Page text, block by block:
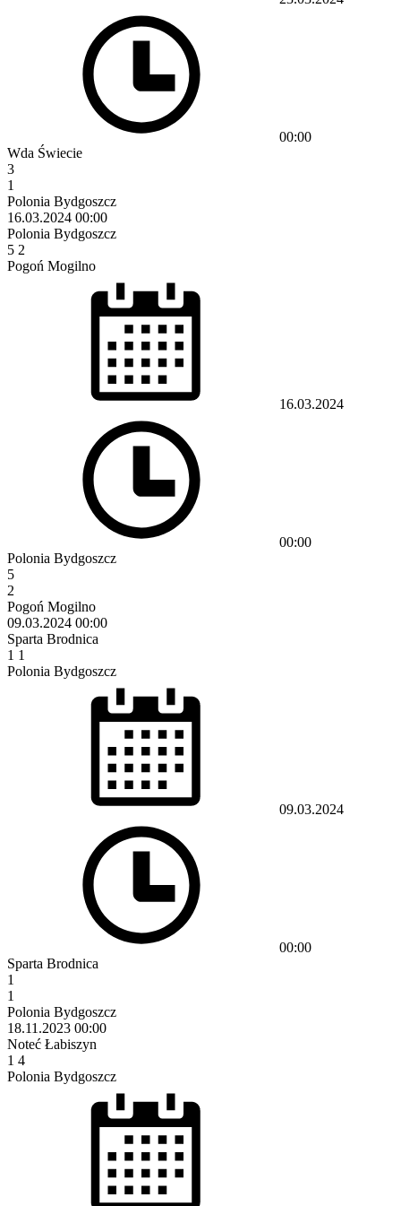
00:00
Wda Świecie
3
1
Polonia Bydgoszcz
16.03.2024 00:00
Polonia Bydgoszcz
5 2
Pogoń Mogilno
16.03.2024
00:00
Polonia Bydgoszcz
5
2
Pogoń Mogilno
09.03.2024 00:00
Sparta Brodnica
1 1
Polonia Bydgoszcz
09.03.2024
00:00
Sparta Brodnica
1
1
Polonia Bydgoszcz
18.11.2023 00:00
Noteć Łabiszyn
1 4
Polonia Bydgoszcz